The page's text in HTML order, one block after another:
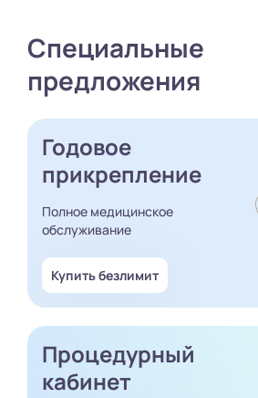
Специальные
предложения
Годовое
прикрепление
Полное медицинское
обслуживание
Купить безлимит
Процедурный
кабинет